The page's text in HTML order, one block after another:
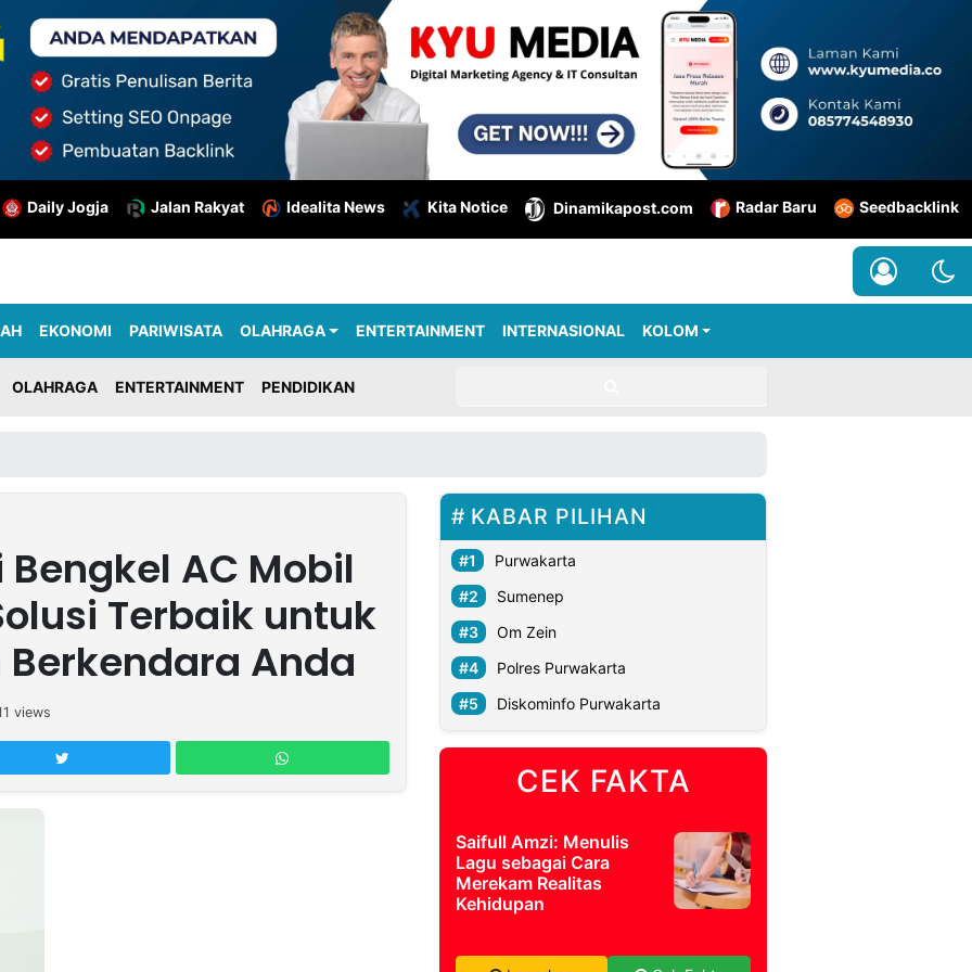
Daily Jogja Jalan Rakyat Idealita News Kita Notice Dinamikapost.com Radar Baru Seedbacklink
EKONOMI PARIWISATA OLAHRAGA ENTERTAINMENT INTERNASIONAL KOLOM
OLAHRAGA ENTERTAINMENT PENDIDIKAN
AC Mobil
Terbaik untuk
Anda
views
KABAR PILIHAN
Purwakarta
Sumenep
Om Zein
Polres Purwakarta
Diskominfo Purwakarta
CEK FAKTA
Saifull Amzi: Menulis
Lagu sebagai Cara
Merekam Realitas
Kehidupan